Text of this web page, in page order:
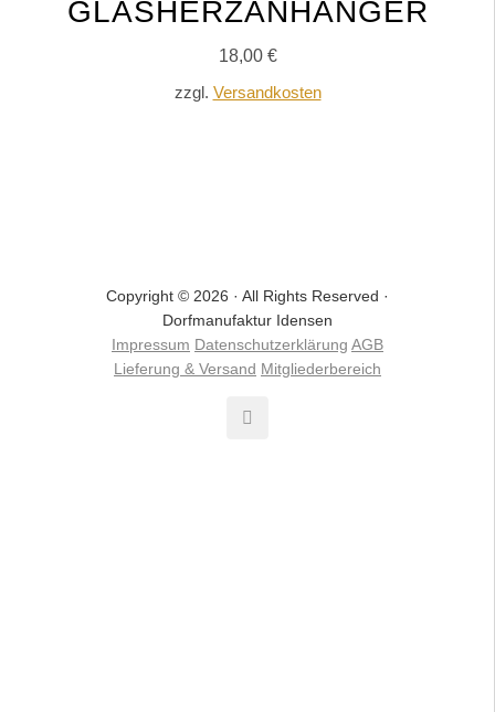
GLASHERZANHÄNGER
18,00 €
zzgl. Versandkosten
Copyright © 2026 · All Rights Reserved ·
Dorfmanufaktur Idensen
Impressum Datenschutzerklärung AGB
Lieferung & Versand Mitgliederbereich